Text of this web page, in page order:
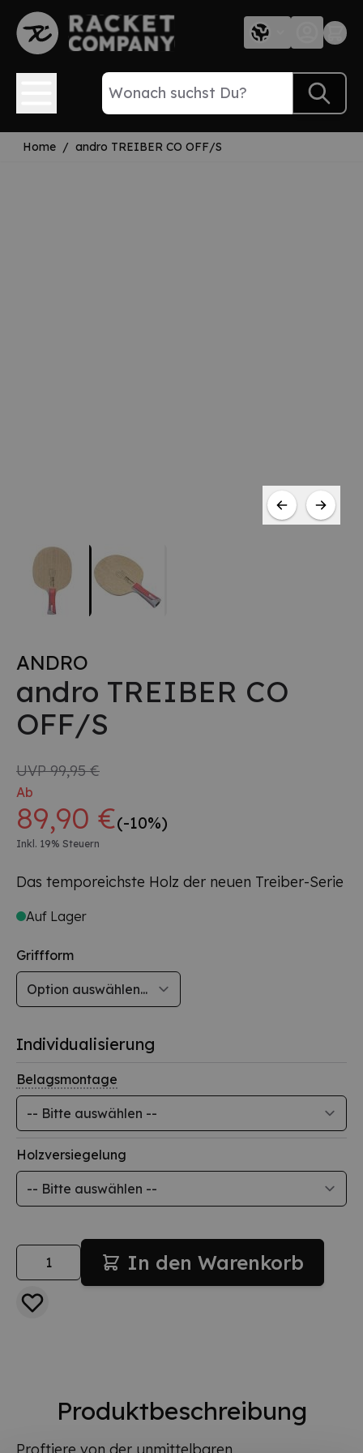
Direkt zum Inhalt
Home / andro TREIBER CO OFF/S
ANDRO
andro TREIBER CO
OFF/S
UVP99,95 €
Ab
89,90 €(-10%)
Inkl. 19% Steuern
Das temporeichste Holz der neuen Treiber-Serie
Auf Lager
Griffform
Individualisierung
Belagsmontage
Holzversiegelung
Menge In den Warenkorb
Produktbeschreibung
Proftiere von der unmittelbaren